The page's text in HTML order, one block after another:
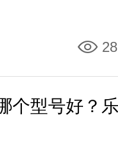
个型号好？